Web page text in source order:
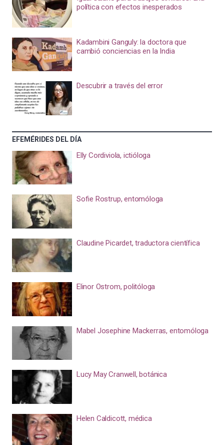
política con efectos inesperados
Kadambini Ganguly: la doctora que
cambió conciencias en la India
Descubrir a través del error
EFEMÉRIDES DEL DÍA
Elly Cordiviola, ictióloga
Sofie Rostrup, entomóloga
Claudine Picardet, traductora científica
Elinor Ostrom, politóloga
Mabel Josephine Mackerras, entomóloga
Lucy May Cranwell, botánica
Helen Caldicott, médica